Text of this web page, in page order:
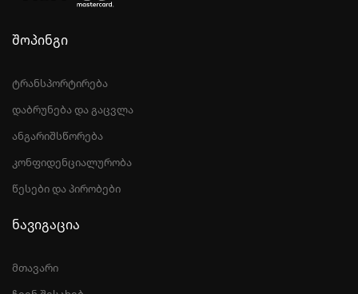
შოპინგი
ტრანსპორტირება
დაბრუნება და გაცვლა
ანგარიშსწორება
კონფიდენციალურობა
წესები და პირობები
ნავიგაცია
მთავარი